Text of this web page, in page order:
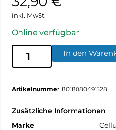
inkl. MwSt.
Online verfügbar
In den
Artikelnummer 8018080491528
Zusätzliche Informationen
Marke